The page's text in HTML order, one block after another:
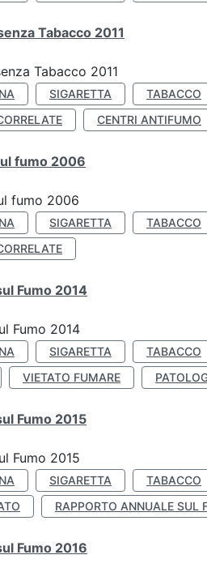
Tabacco 2011
Tabacco 2011
SIGARETTA TABACCO
CENTRI ANTIFUMO
fumo 2006
fumo 2006
SIGARETTA TABACCO
Fumo 2014
Fumo 2014
SIGARETTA TABACCO
VIETATO FUMARE
Fumo 2015
Fumo 2015
SIGARETTA TABACCO
RAPPORTO ANNUALE SUL
Fumo 2016